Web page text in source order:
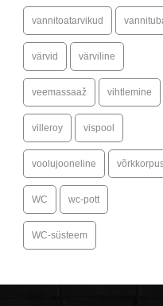
vannitoatarvikud
värvid värviline
veemassaaž vihtlemine
villeroy vispool
voolujooneline
WC wc-pott
WC-süsteem